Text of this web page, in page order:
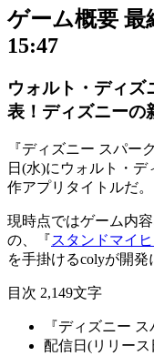
ゲーム概要 最
15:47
ウォルト・ディズ
表！ディズニーの
『ディズニー スパー
日(水)にウォルト・
作アプリ タイトルだ。
現時点ではゲーム内
の、『スタンドマイ
を手掛けるcolyが開発
目次 2,149文字
『ディズニー
配信日(リリース